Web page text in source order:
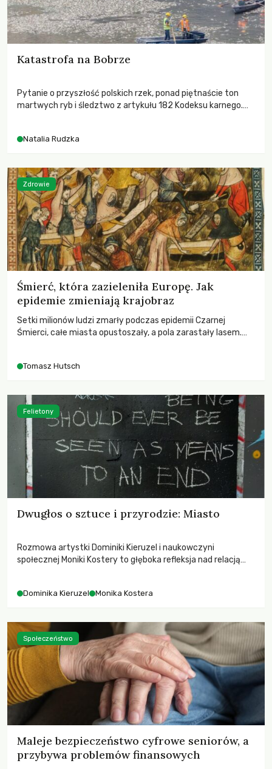
Katastrofa na Bobrze
Pytanie o przyszłość polskich rzek, ponad piętnaście ton
martwych ryb i śledztwo z artykułu 182 Kodeksu karnego.
zdarzeń prowadzących do biologicznej śmierci rzeki.
Natalia Rudzka
Śmierć, która zazieleniła Europę. Jak
epidemie zmieniają krajobraz
Setki milionów ludzi zmarły podczas epidemii Czarnej
Śmierci, całe miasta opustoszały, a pola zarastały lasem.
największych katastrof w swoich dziejach.
Tomasz Hutsch
Zdrowie
Dwugłos o sztuce i przyrodzie: Miasto
Rozmowa artystki Dominiki Kieruzel i naukowczyni
społecznej Moniki Kostery to głęboka refleksja nad relacją
Dominika Kieruzel Monika Kostera
Felietony
Maleje bezpieczeństwo cyfrowe seniorów, a
przybywa problemów finansowych
Społeczeństwo